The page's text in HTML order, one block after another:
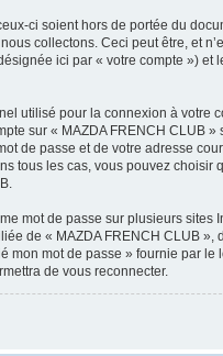
ci soient hors de portée du
collectons. Ceci peut être, et
ici par « votre compte »)
utilisé pour la connexion à votre
sur « MAZDA FRENCH CLUB »
de passe et de votre adresse
tous les cas, vous pouvez
mot de passe sur plusieurs sites
de « MAZDA FRENCH CLUB »,
mon mot de passe » fournie par
de vous reconnecter.